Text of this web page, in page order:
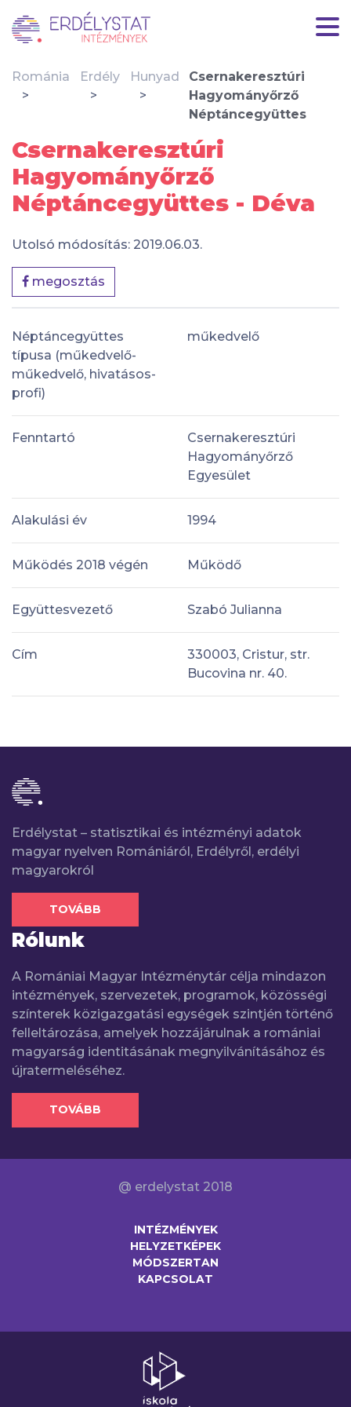
Románia Erdély Hunyad
Csernakeresztúri
Hagyományőrző
Néptáncegyüttes
Csernakeresztúri
Hagyományőrző
Néptáncegyüttes - Déva
Utolsó módosítás: 2019.06.03.
megosztás
Néptáncegyüttes
típusa (műkedvelő-
műkedvelő, hivatásos-
profi)
műkedvelő
Fenntartó
Csernakeresztúri
Hagyományőrző
Egyesület
Alakulási év 1994
Működés 2018 végén Működő
Együttesvezető Szabó Julianna
Cím
330003, Cristur, str.
Bucovina nr. 40.
Erdélystat – statisztikai és intézményi adatok
magyar nyelven Romániáról, Erdélyről, erdélyi
magyarokról
TOVÁBB
Rólunk
A Romániai Magyar Intézménytár célja mindazon
intézmények, szervezetek, programok, közösségi
színterek közigazgatási egységek szintjén történő
felleltározása, amelyek hozzájárulnak a romániai
magyarság identitásának megnyilvánításához és
újratermeléséhez.
TOVÁBB
@ erdelystat 2018
INTÉZMÉNYEK
HELYZETKÉPEK
MÓDSZERTAN
KAPCSOLAT